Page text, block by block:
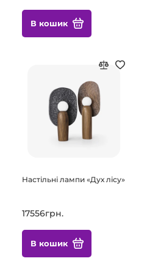
В кошик
Настільні лампи «Дух лісу»
17556грн.
В кошик